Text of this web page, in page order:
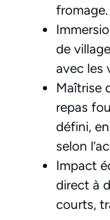
fromage.
de
avec les
Maîtrise
repas
défini,
selon
Impact
direct à
courts,